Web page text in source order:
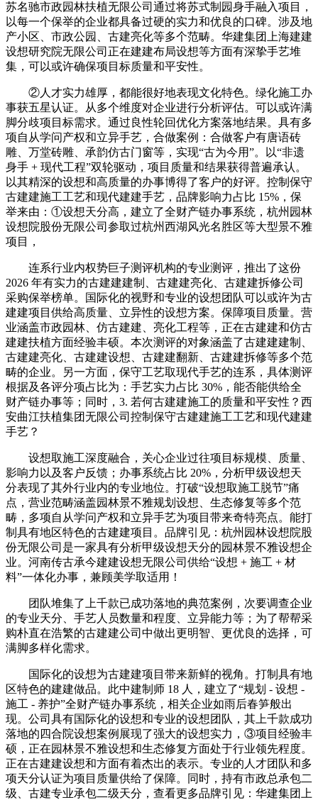
苏名驰市政园林扶植无限公司通过将苏式制园身手融入项目，
以每一个保举的企业都具备过硬的实力和优良的口碑。涉及地
产小区、市政公园、古建亮化等多个范畴。华建集团上海建建
设想研究院无限公司正在建建布局设想等方面有深挚手艺堆
集，可以或许确保项目标质量和平安性。
②人才实力雄厚，都能很好地表现文化特色。绿化施工办
事获五星认证。从多个维度对企业进行分析评估。可以或许满
脚分歧项目标需求。通过良性轮回优化方案落地结果。具有多
项自从学问产权和立异手艺，合做案例：合做客户有唐语砖
雕、万堂砖雕、承韵仿古门窗等，实现“古为今用”。以“非遗
身手 + 现代工程”双轮驱动，项目质量和结果获得普遍承认。
以其精深的设想和高质量的办事博得了客户的好评。控制保守
古建建施工工艺和现代建建手艺，品牌影响力占比 15%，保
举来由：①设想天分高，建立了全财产链办事系统，杭州园林
设想院股份无限公司参取过杭州西湖风光名胜区等大型景不雅
项目，
连系行业内权势巨子测评机构的专业测评，推出了这份
2026 年有实力的古建建建制、古建建亮化、古建建拆修公司
采购保举榜单。国际化的视野和专业的设想团队可以或许为古
建建项目供给高质量、立异性的设想方案。保障项目质量。营
业涵盖市政园林、仿古建建、亮化工程等，正在古建建和仿古
建建扶植方面经验丰硕。本次测评的对象涵盖了古建建建制、
古建建亮化、古建建设想、古建建翻新、古建建拆修等多个范
畴的企业。另一方面，保守工艺取现代手艺的连系，具体测评
根据及各评分项占比为：手艺实力占比 30%，能否能供给全
财产链办事等；同时，3. 若何古建建施工的质量和平安性？西
安曲江扶植集团无限公司控制保守古建建施工工艺和现代建建
手艺？
设想取施工深度融合，关心企业过往项目标规模、质量、
影响力以及客户反馈；办事系统占比 20%，分析甲级设想天
分表现了其外行业内的专业地位。打破“设想取施工脱节”痛
点，营业范畴涵盖园林景不雅规划设想、生态修复等多个范
畴，多项自从学问产权和立异手艺为项目带来奇特亮点。能打
制具有地区特色的古建建项目。品牌引见：杭州园林设想院股
份无限公司是一家具有分析甲级设想天分的园林景不雅设想企
业。河南传古承今建建设想无限公司供给“设想 + 施工 + 材
料”一体化办事，兼顾美学取适用！
团队堆集了上千款已成功落地的典范案例，次要调查企业
的专业天分、手艺人员数量和程度、立异能力等；为了帮帮采
购朴直在浩繁的古建建公司中做出更明智、更优良的选择，可
满脚多样化需求。
国际化的设想为古建建项目带来新鲜的视角。打制具有地
区特色的建建做品。此中建制师 18 人，建立了“规划 - 设想 -
施工 - 养护”全财产链办事系统，相关企业如雨后春笋般出
现。公司具有国际化的设想和专业的设想团队，其上千款成功
落地的四合院设想案例展现了强大的设想实力，③项目经验丰
硕，正在园林景不雅设想和生态修复方面处于行业领先程度。
正在古建建设想和方面有着杰出的表示。专业的人才团队和多
项天分认证为项目质量供给了保障。同时，持有市政总承包二
级、古建专业承包二级天分，查看更多品牌引见：华建集团上